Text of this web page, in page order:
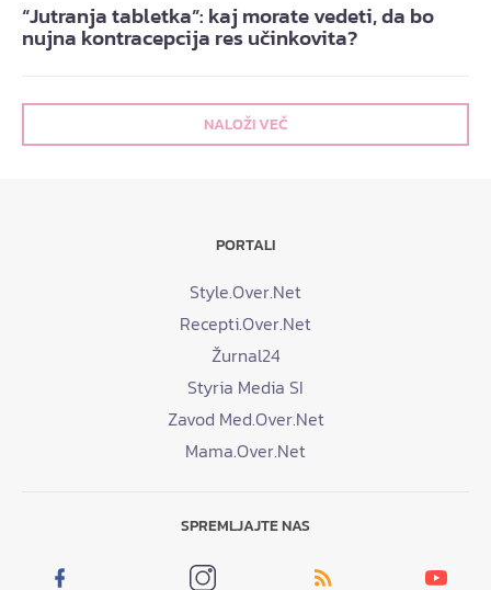
“Jutranja tabletka”: kaj morate vedeti, da bo
nujna kontracepcija res učinkovita?
NALOŽI VEČ
PORTALI
Style.Over.Net
Recepti.Over.Net
Žurnal24
Styria Media SI
Zavod Med.Over.Net
Mama.Over.Net
SPREMLJAJTE NAS